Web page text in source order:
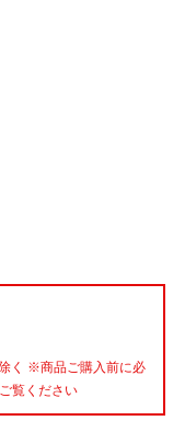
く ※商品ご購入前に必
覧ください